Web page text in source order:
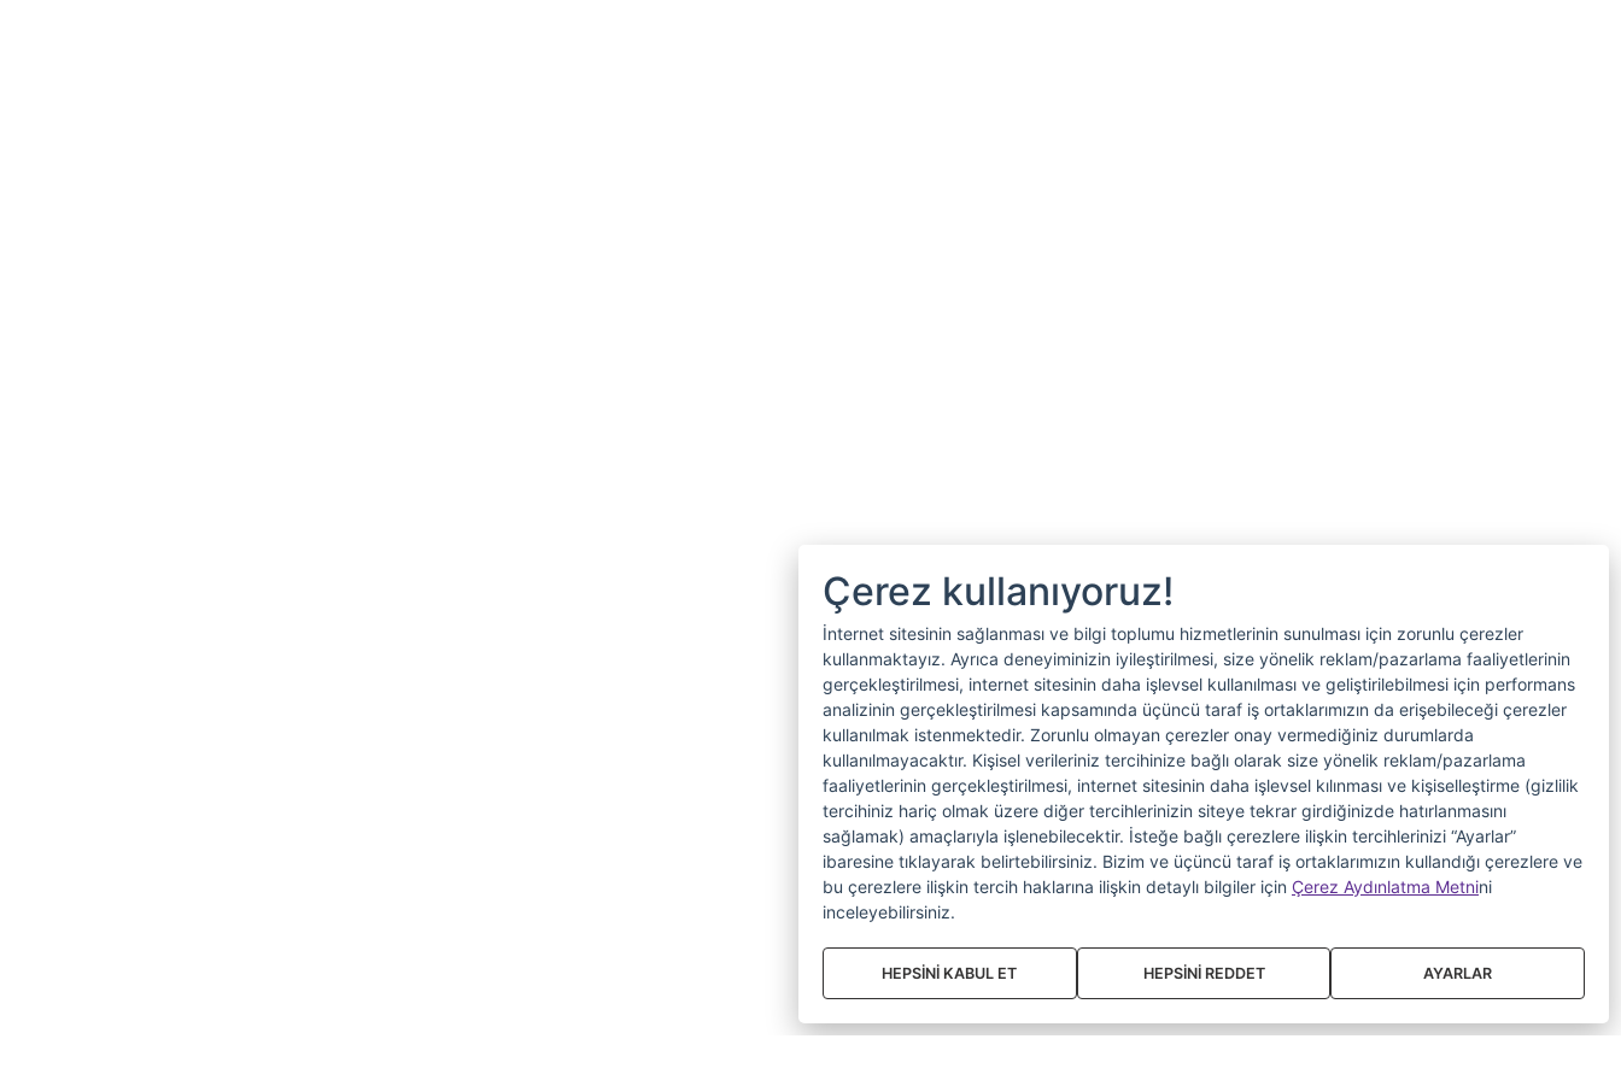
Çerez kullanıyoruz!
İnternet sitesinin sağlanması ve bilgi toplumu hizmetlerinin sunulması için zorunlu çerezler
kullanmaktayız. Ayrıca deneyiminizin iyileştirilmesi, size yönelik reklam/pazarlama faaliyetlerinin
gerçekleştirilmesi, internet sitesinin daha işlevsel kullanılması ve geliştirilebilmesi için performans
analizinin gerçekleştirilmesi kapsamında üçüncü taraf iş ortaklarımızın da erişebileceği çerezler
kullanılmak istenmektedir. Zorunlu olmayan çerezler onay vermediğiniz durumlarda
kullanılmayacaktır. Kişisel verileriniz tercihinize bağlı olarak size yönelik reklam/pazarlama
faaliyetlerinin gerçekleştirilmesi, internet sitesinin daha işlevsel kılınması ve kişiselleştirme (gizlilik
tercihiniz hariç olmak üzere diğer tercihlerinizin siteye tekrar girdiğinizde hatırlanmasını
sağlamak) amaçlarıyla işlenebilecektir. İsteğe bağlı çerezlere ilişkin tercihlerinizi “Ayarlar”
ibaresine tıklayarak belirtebilirsiniz. Bizim ve üçüncü taraf iş ortaklarımızın kullandığı çerezlere ve
bu çerezlere ilişkin tercih haklarına ilişkin detaylı bilgiler için Çerez Aydınlatma Metnini
inceleyebilirsiniz.
HEPSİNİ KABUL ET HEPSİNİ REDDET AYARLAR